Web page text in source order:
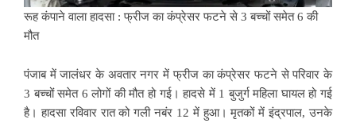
रूह कंपाने वाला हादसा : फ्रीज का कंप्रेसर फटने से 3 बच्चों समेत 6 की
मौत
पंजाब में जालंधर के अवतार नगर में फ्रीज का कंप्रेसर फटने से परिवार के
3 बच्चों समेत 6 लोगों की मौत हो गई। हादसे में 1 बुजुर्ग महिला घायल हो गई
है।हादसा रविवार रात को गली नबंर 12 में हुआ। मृतकों में इंद्रपाल, उनके